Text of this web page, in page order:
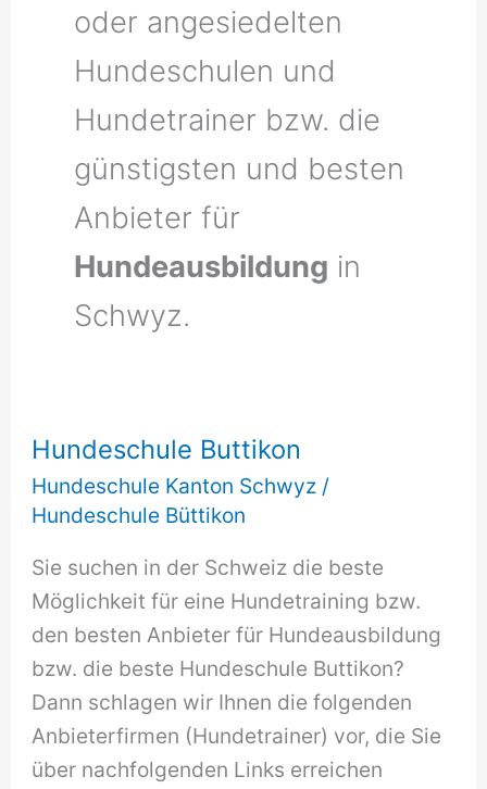
oder angesiedelten
Hundeschulen und
Hundetrainer bzw. die
günstigsten und besten
Anbieter für
Hundeausbildung in
Schwyz.
Hundeschule Buttikon
Hundeschule Kanton Schwyz /
Hundeschule Büttikon
Sie suchen in der Schweiz die beste
Möglichkeit für eine Hundetraining bzw.
den besten Anbieter für Hundeausbildung
bzw. die beste Hundeschule Buttikon?
Dann schlagen wir Ihnen die folgenden
Anbieterfirmen (Hundetrainer) vor, die Sie
über nachfolgenden Links erreichen